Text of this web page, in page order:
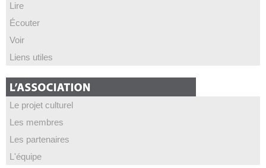
Lire
Écouter
Voir
Liens utiles
Le projet culturel
Les membres
Les partenaires
L'équipe